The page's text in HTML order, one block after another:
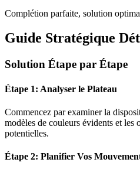
Complétion parfaite, solution
Guide Stratégique
Solution Étape par Étape
Étape 1: Analyser le Plateau
Commencez par examiner la
modèles de couleurs évidents et les
potentielles.
Étape 2: Planifier Vos